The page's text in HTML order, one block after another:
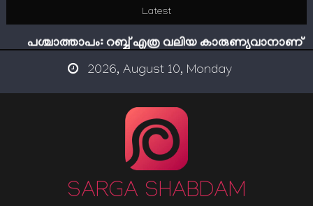
content
Latest
പശ്ചാത്താപം: റബ്ബ് എത്ര വലിയ കാരുണ്യവാനാണ്
ഇന്ന് നേടിയാൽ ഇരട്ടി നേടാം
സൂക്ഷിക്കുക! കുറ്റകൃത്യങ്ങളാണിന്ന് ട്രെന്‍ഡ്
ഇമാം നവവി: അനന്തമായ നാൽപതാണ്ടുകൾ
2026, August 10, Monday
SARGA SHABDAM